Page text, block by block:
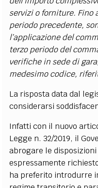
servizi o forniture. Fino
periodo precedente,
l’applicazione del
terzo periodo del
verifiche in sede di
medesimo codice,
La risposta data dal
considerarsi
Infatti con il nuovo
Legge n. 32/2019, il
abrogare le disposizioni
espressamente
ha preferito introdurre